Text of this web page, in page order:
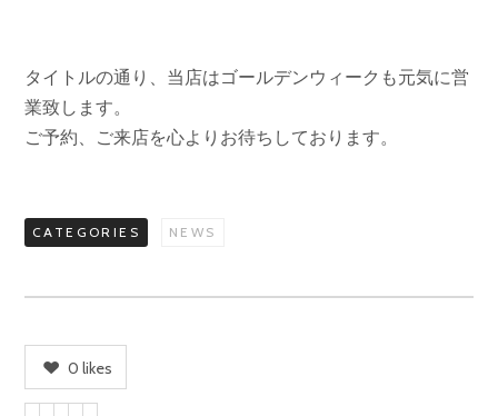
タイトルの通り、当店はゴールデンウィークも元気に営
業致します。
ご予約、ご来店を心よりお待ちしております。
CATEGORIES NEWS
0 likes